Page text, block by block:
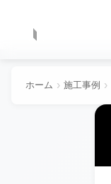
ホーム 施工事例